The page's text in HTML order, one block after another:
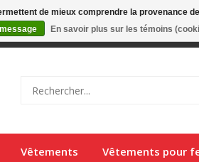
Vêtements Vêtements pour
de mieux comprendre la provenance
En savoir plus sur les témoins